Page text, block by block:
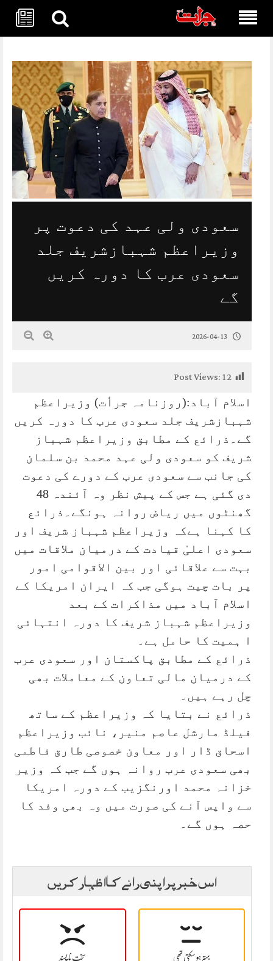
سعودی ولی عہد کی دعوت پر
وزیراعظم شہبازشریف جلد
سعودی عرب کا دورہ کریں
گے
2026-04-13
Post Views:12
اسلام آباد:(روزنامہ جرأت) وزیراعظم
شہبازشریف جلد سعودی عرب کا دورہ کریں
گے۔ذرائع کے مطابق وزیراعظم شہباز
شریف کو سعودی ولی عہد محمد بن سلمان
کی جانب سے سعودی عرب کے دورے کی دعوت
دی گئی ہے جس کے پیش نظر وہ آئندہ 48
گھنٹوں میں ریاض روانہ ہونگے۔ذرائع
کا کہنا ہےکہ وزیراعظم شہباز شریف اور
سعودی اعلیٰ قیادت کے درمیان ملاقات میں
بہت سے علاقائی اور بین الاقوامی امور
پر بات چیت ہوگی جب کہ ایران امریکا کے
اسلام آباد میں مذاکرات کے بعد
وزیراعظم شہباز شریف کا دورہ انتہائی
ا ہمیت کا حامل ہے۔
ذرائع کے مطابق پاکستان اور سعودی عرب
کے درمیان مالی تعاون کے معاملات بھی
چل رہے ہیں۔
ذرائع نے بتایا کہ وزیراعظم کے ساتھ
فیلڈ مارشل عاصم منیر، نائب وزیراعظم
اسحاق ڈار اور معاون خصوصی طارق فاطمی
بھی سعودی عرب روانہ ہوں گے جب کہ وزیر
خزانہ محمد اورنگزیب کے دورہ امریکا
سے واپس آنے کی صورت میں وہ بھی وفد کا
حصہ ہوں گے۔
اس خبر پر اپنی رائے کا اظہار کریں
سخت نا پسند بہتر ہو سکتی تھی